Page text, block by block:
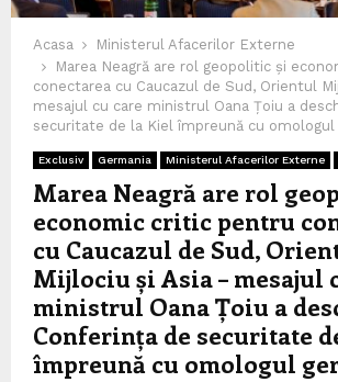
Acasa
Ministerul Afacerilor Externe
Marea Neagră are rol geopolitic și
conectarea cu Caucazul de Sud, Orientul
mesajul cu care ministrul Oana Țoiu a
securitate de la Kiel împreună cu omologul
Exclusiv Germania Ministerul Afacerilor Externe
Marea Neagră are rol
economic critic pentru
cu Caucazul de Sud,
Mijlociu și Asia – mesajul
ministrul Oana Țoiu a
Conferința de securitate
împreună cu omologul